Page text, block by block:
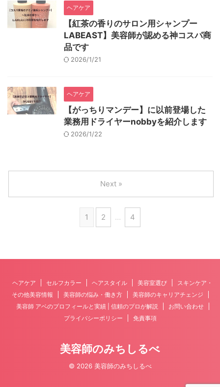
ヘアケア
【紅茶の香りのサロン用シャンプー
LABEAST】美容師が認める神コスパ商
品です
2026/1/21
ヘアケア
【がっちりマンデー】に以前登場した
業務用ドライヤーnobbyを紹介します
2026/1/22
1 2 … 4
Next »
ヘアケア セルフカラー ヘアスタイル 美容室選び
スキンケア・
その他美容情報
美容師の悩み・働き方
美容師のキャリアチェンジ
美容師 アベのプロフィールと実績 | 信頼のプロが解説
お問い合わせ
プライバシーポリシー
免責事項
美容師のみちしるべ
© 2026 美容師のみちしるべ